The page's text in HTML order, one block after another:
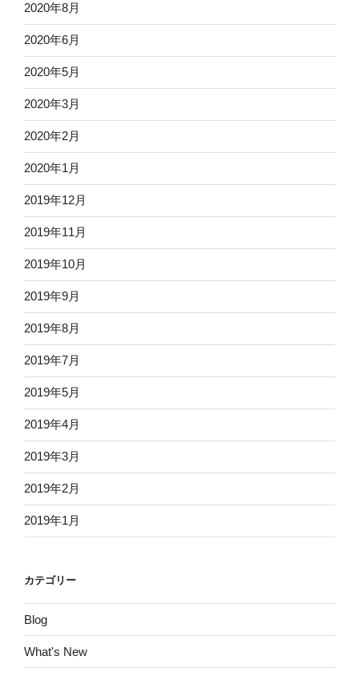
2020年8月
2020年6月
2020年5月
2020年3月
2020年2月
2020年1月
2019年12月
2019年11月
2019年10月
2019年9月
2019年8月
2019年7月
2019年5月
2019年4月
2019年3月
2019年2月
2019年1月
カテゴリー
Blog
What's New